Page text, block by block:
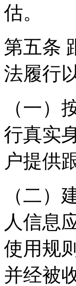
估。
第五条
法履行
（一）
行真实
户提供
（二）
人信息
使用规
并经被